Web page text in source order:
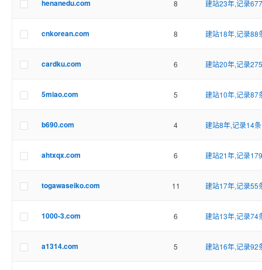
henanedu.com 8 建站23年,记录
cnkorean.com 8 建站18年,记录88
cardku.com 6 建站20年,记录
5miao.com 5 建站10年,记录87
b690.com 4 建站8年,记录14条
ahtxqx.com 6 建站21年,记录
togawaseiko.com 11 建站17年,记录55
1000-3.com 6 建站13年,记录74
a1314.com 5 建站16年,记录92